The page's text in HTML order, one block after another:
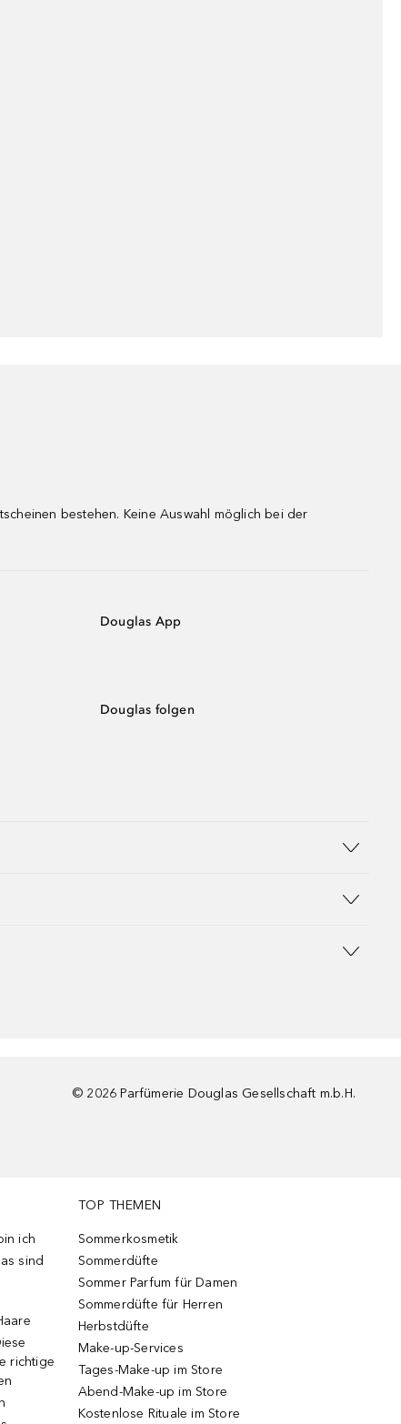
bestehen. Keine Auswahl möglich bei der
Douglas App
Douglas folgen
© 2026 Parfümerie Douglas Gesellschaft m.b.H.
ich
sind
richtige
TOP THEMEN
Sommerkosmetik
Sommerdüfte
Sommer Parfum für Damen
Sommerdüfte für Herren
Herbstdüfte
Make-up-Services
Tages-Make-up im Store
Abend-Make-up im Store
Kostenlose Rituale im Store